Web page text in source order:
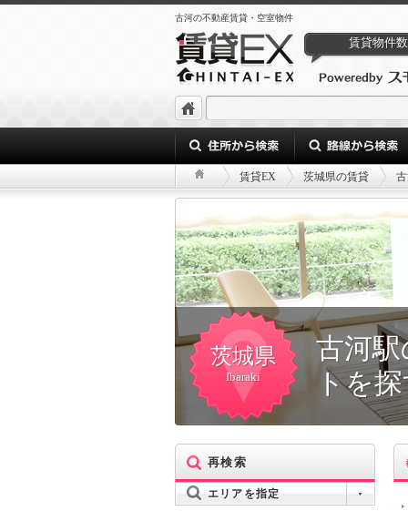
古河の不動産賃貸・空室物件
賃貸物件数
賃貸EX 茨城県の賃貸
茨城県
Ibaraki
古河
トを
再検索
エリアを指定